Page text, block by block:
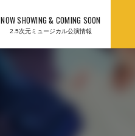
NOW SHOWING & COMING SOON
2.5次元ミュージカル公演情報